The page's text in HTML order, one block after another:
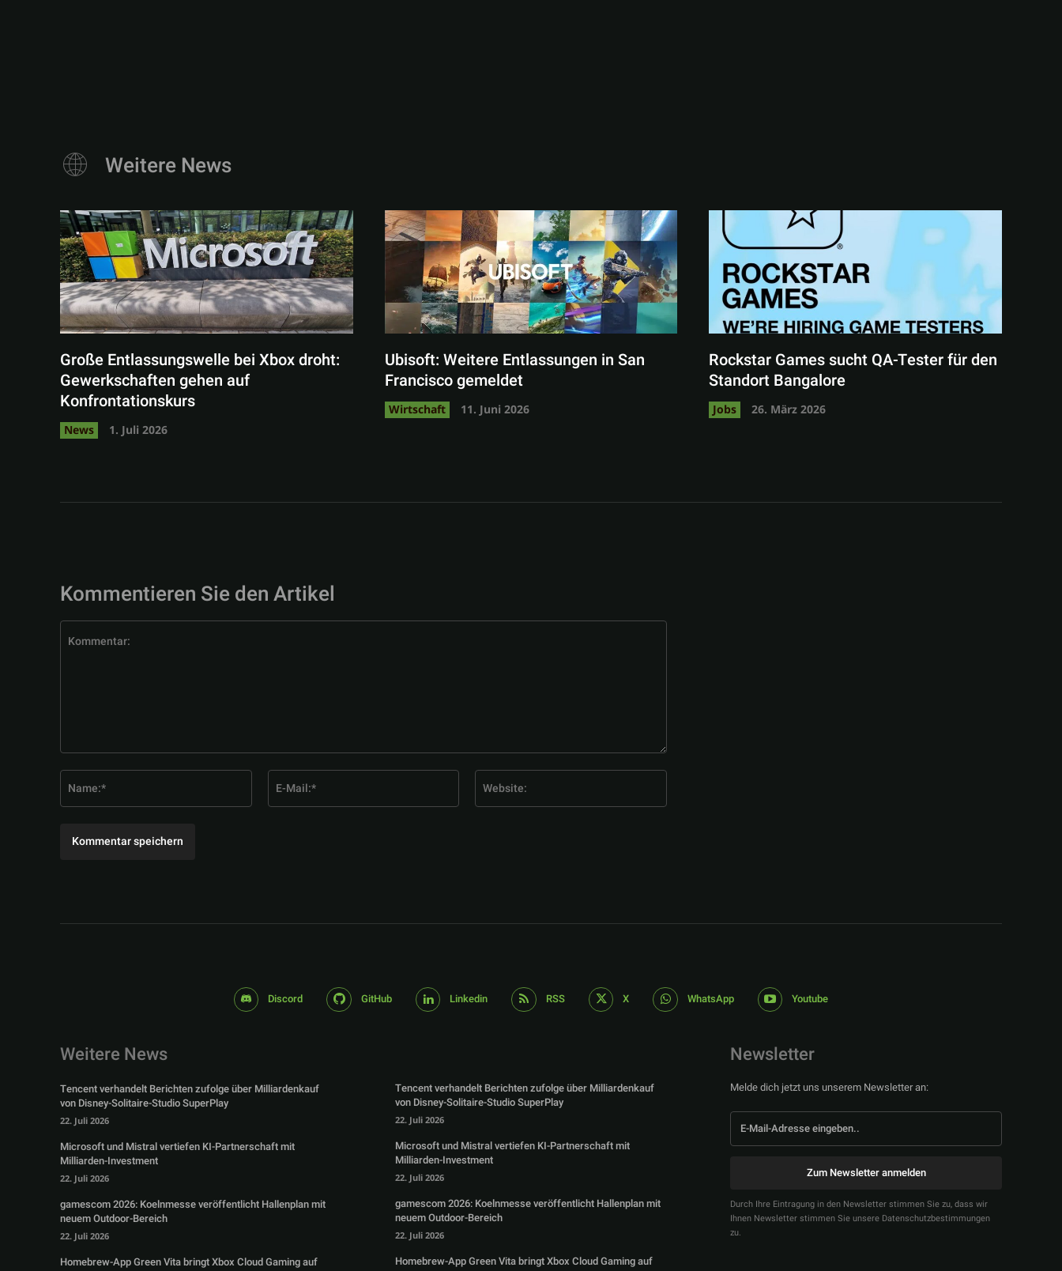
Weitere News
Große Entlassungswelle bei Xbox droht:
Gewerkschaften gehen auf
Konfrontationskurs
News 1. Juli 2026
Ubisoft: Weitere Entlassungen in San
Francisco gemeldet
Wirtschaft 11. Juni 2026
Rockstar Games sucht QA-Tester für den
Standort Bangalore
Jobs 26. März 2026
Kommentieren Sie den Artikel
Mail:*
Discord GitHub Linkedin RSS X WhatsApp Youtube
Weitere News
Tencent verhandelt Berichten zufolge über Milliardenkauf
von Disney-Solitaire-Studio SuperPlay
22. Juli 2026
Microsoft und Mistral vertiefen KI-Partnerschaft mit
Milliarden-Investment
22. Juli 2026
gamescom 2026: Koelnmesse veröffentlicht Hallenplan mit
neuem Outdoor-Bereich
22. Juli 2026
Homebrew-App Green Vita bringt Xbox Cloud Gaming auf
Tencent verhandelt Berichten zufolge über Milliardenkauf
von Disney-Solitaire-Studio SuperPlay
22. Juli 2026
Microsoft und Mistral vertiefen KI-Partnerschaft mit
Milliarden-Investment
22. Juli 2026
gamescom 2026: Koelnmesse veröffentlicht Hallenplan mit
neuem Outdoor-Bereich
22. Juli 2026
Homebrew-App Green Vita bringt Xbox Cloud Gaming auf
Newsletter
Melde dich jetzt uns unserem Newsletter an:
Zum Newsletter anmelden
Durch Ihre Eintragung in den Newsletter stimmen Sie zu, dass wir
Ihnen Newsletter stimmen Sie unsere Datenschutzbestimmungen
zu.